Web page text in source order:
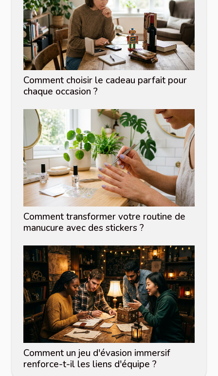
Comment choisir le cadeau parfait pour
chaque occasion ?
Comment transformer votre routine de
manucure avec des stickers ?
Comment un jeu d'évasion immersif
renforce-t-il les liens d'équipe ?